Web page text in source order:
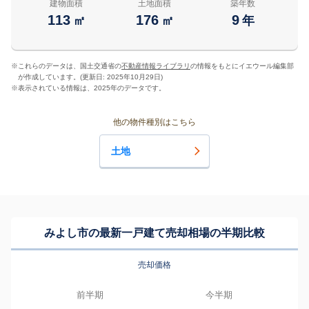
建物面積
113 ㎡
土地面積
176 ㎡
築年数
9 年
※ これらのデータは、国土交通省の不動産情報ライブラリの情報をもとにイエウール編集部
が作成しています。(更新日: 2025年10月29日)
※表示されている情報は、2025年のデータです。
他の物件種別はこちら
土地
みよし市の最新一戸建て売却相場の半期比較
売却価格
前半期 今半期